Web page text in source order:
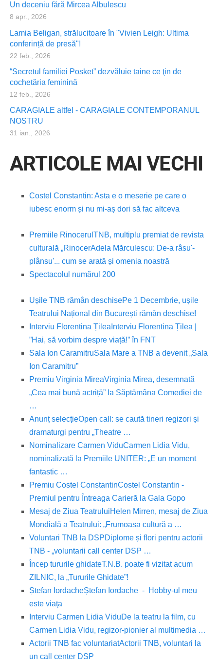
Un deceniu fără Mircea Albulescu
8 apr., 2026
Lamia Beligan, strălucitoare în "Vivien Leigh: Ultima
conferință de presă"!
22 feb., 2026
“Secretul familiei Posket” dezvăluie taine ce ţin de
cochetăria feminină
12 feb., 2026
CARAGIALE altfel - CARAGIALE CONTEMPORANUL
NOSTRU
31 ian., 2026
ARTICOLE MAI VECHI
Costel Constantin: Asta e o meserie pe care o
iubesc enorm și nu mi-aș dori să fac altceva
Premiile Rinocerul TNB, multiplu premiat de revista
culturală „RinocerAdela Mărculescu: De-a râsu'-
plânsu'... cum se arată și omenia noastră
Spectacolul numărul 200
Ușile TNB rămân deschisePe 1 Decembrie, ușile
Teatrului Național din București rămân deschise!
Interviu Florentina Țilea Interviu Florentina Țilea |
”Hai, să vorbim despre viață!” în FNT
Sala Ion CaramitruSala Mare a TNB a devenit „Sala
Ion Caramitru”
Premiu Virginia MireaVirginia Mirea, desemnată
„Cea mai bună actriță” la Săptămâna Comediei de
…
Anunț selecțieOpen call: se caută tineri regizori și
dramaturgi pentru „Theatre …
Nominalizare Carmen ViduCarmen Lidia Vidu,
nominalizată la Premiile UNITER: „E un moment
fantastic …
Premiu Costel ConstantinCostel Constantin -
Premiul pentru Întreaga Carieră la Gala Gopo
Mesaj de Ziua TeatruluiHelen Mirren, mesaj de Ziua
Mondială a Teatrului: „Frumoasa cultură a …
Voluntari TNB la DSPDiplome și flori pentru actorii
TNB - „voluntarii call center DSP …
Încep tururile ghidateT.N.B. poate fi vizitat acum
ZILNIC, la „Tururile Ghidate”!
Ștefan IordacheȘtefan Iordache - Hobby-ul meu
este viaţa
Interviu Carmen Lidia ViduDe la teatru la film, cu
Carmen Lidia Vidu, regizor-pionier al multimedia …
Actorii TNB fac voluntariatActorii TNB, voluntari la
un call center DSP